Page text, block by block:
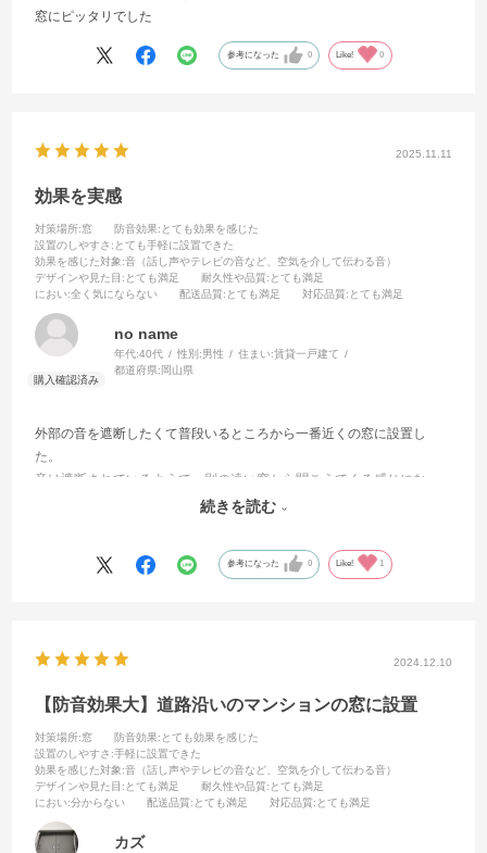
窓にピッタリでした
参考になった 0 Like! 0
2025.11.11
効果を実感
対策場所:窓 防音効果:とても効果を感じた
設置のしやすさ :とても手軽に設置できた
効果を感じた対象:音（話し声やテレビの音など、空気を介して伝わる音）
デザインや見た目 :とても満足 耐久性や品質:とても満足
におい:全く気にならない 配送品質:とても満足 対応品質:とても満足
no name
年代:40代 性別:男性 住まい:賃貸一戸建て
都道府県: 岡山県
外部の音を遮断したくて普段いるところから一番近くの窓に設置し
た。
音は遮断されているようで、別の遠い窓から聞こえてくる感じになっ
続きを読む
参考になった 0 Like! 1
2024.12.10
【防音効果大】道路沿いのマンションの窓に設置
対策場所:窓 防音効果:とても効果を感じた
設置のしやすさ :手軽に設置できた
効果を感じた対象:音（話し声やテレビの音など、空気を介して伝わる音）
デザインや見た目 :とても満足 耐久性や品質:とても満足
におい:分からない 配送品質:とても満足 対応品質:とても満足
カズ